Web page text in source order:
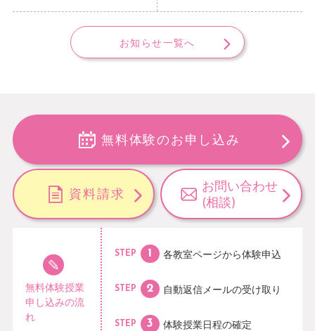
お知らせ一覧へ
無料体験のお申し込み
資料請求
お問い合わせ
(相談)
無料体験授業
申し込みの流
れ
STEP 各教室ページから体験申込
STEP 自動返信メールの受け取り
STEP 体験授業日程の確定